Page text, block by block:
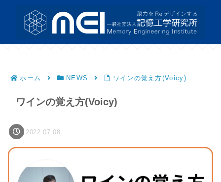
ホーム NEWS ワインの覚え方(Voicy)
ワインの覚え方(Voicy)
2022.07.08